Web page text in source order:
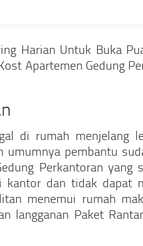
Harian Untuk Buka
Apartemen Gedung
di rumah menjelang
umumnya pembantu
Perkantoran yang
kantor dan tidak dapat
menemui rumah
langganan Paket